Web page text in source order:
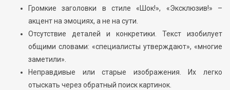
Громкие заголовки в стиле «Шок!», «Эксклюзив!» –
акцент на эмоциях, а не на сути.
Отсутствие деталей и конкретики. Текст изобилует
общими словами: «специалисты утверждают», «многие
заметили».
Неправдивые или старые изображения. Их легко
отыскать через обратный поиск картинок.